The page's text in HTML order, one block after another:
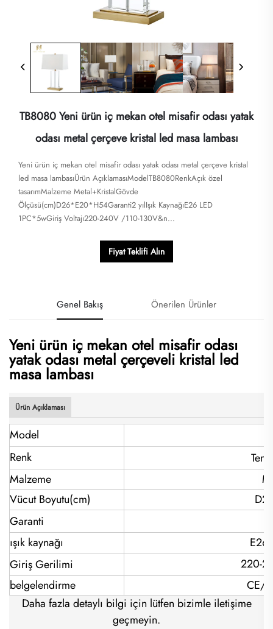
TB8080 Yeni ürün iç mekan otel misafir odası yatak
odası metal çerçeve kristal led masa lambası
Yeni ürün iç mekan otel misafir odası yatak odası metal çerçeve kristal
led masa lambasıÜrün AçıklamasıModelTB8080RenkAçık özel
tasarımMalzeme Metal+KristalGövde
Ölçüsü(cm)D26*E20*H54Garanti2 yılIşık KaynağıE26 LED
1PC*5wGiriş Voltajı220-240V /110-130V&n...
Fiyat Teklifi Alın
Genel Bakış Önerilen Ürünler
Yeni ürün iç mekan otel misafir odası
yatak odası metal çerçeveli kristal led
masa lambası
Ürün Açıklaması
Model
Renk
Malzeme
Vücut Boyutu(cm)
Garanti
ışık kaynağı
E26
Giriş Gerilimi
220-
belgelendirme
CE/
Daha fazla detaylı bilgi için lütfen bizimle iletişime
geçmeyin.